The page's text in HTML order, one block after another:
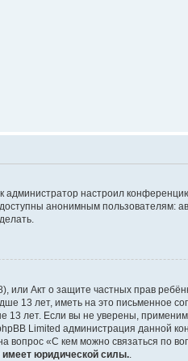
администратор настроил
анонимным пользователям:
или Акт о защите частных прав
13 лет, иметь на это письменное
лет. Если вы не уверены,
Limited администрация данной
вопрос «С кем можно связаться по
имеет юридической силы.